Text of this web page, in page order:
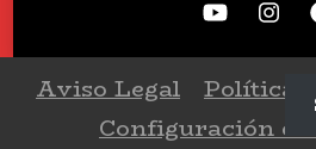
Aviso Legal
Política
Configuración de